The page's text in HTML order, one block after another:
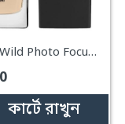
Wet n Wild Photo Focus Matte Foundation – Soft Beige – 30ml
কার্টে রাখুন